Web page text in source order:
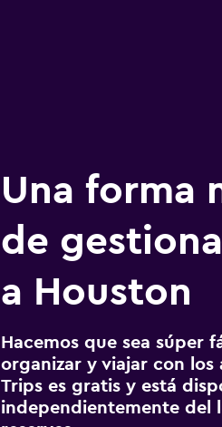
Una forma
de
a Houston
Hacemos que sea súper
organizar y viajar con los
Trips es gratis y está
independientemente del